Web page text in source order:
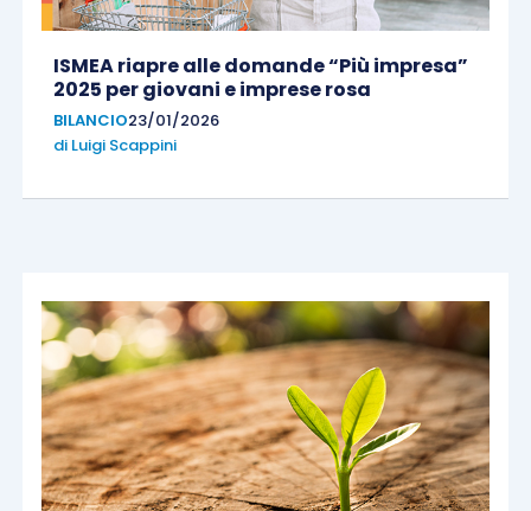
ISMEA riapre alle domande “Più impresa”
2025 per giovani e imprese rosa
BILANCIO23/01/2026
di Luigi Scappini